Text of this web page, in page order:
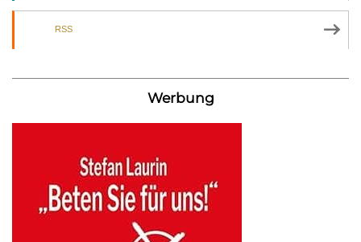
RSS
Werbung